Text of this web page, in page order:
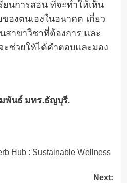
ยนการสอน ที่จะทำให้เห็น
องตนเองในอนาคต เกี่ยว
สาขาวิชาที่ต้องการ และ
ะช่วยให้ได้คำตอบและมอง
พันธ์ มทร.ธัญบุรี.
Hub : Sustainable Wellness
Next: